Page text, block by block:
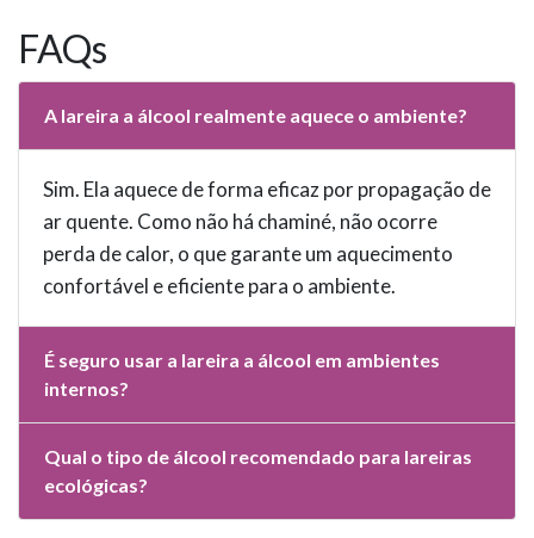
FAQs
A lareira a álcool realmente aquece o ambiente?
Sim. Ela aquece de forma eficaz por propagação de
ar quente. Como não há chaminé, não ocorre
perda de calor, o que garante um aquecimento
confortável e eficiente para o ambiente.
É seguro usar a lareira a álcool em ambientes
internos?
Qual o tipo de álcool recomendado para lareiras
ecológicas?